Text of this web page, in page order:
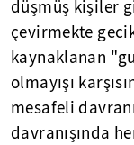
düşmüş kişiler
çevirmekte
kaynaklanan
olmayışı
mesafeli
davranışında